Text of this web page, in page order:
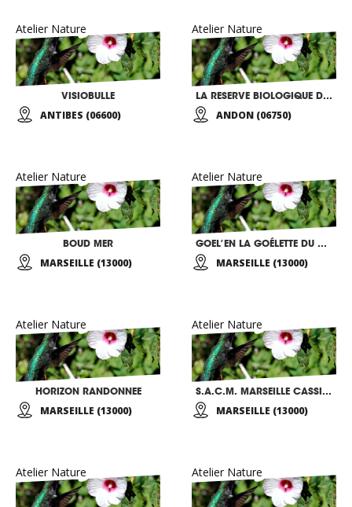
Atelier Nature
VISIOBULLE
ANTIBES (06600)
Atelier Nature
LA RESERVE BIOLOGIQUE DES MONTS D’AZUR SAFARIS
ANDON (06750)
Atelier Nature
BOUD MER
MARSEILLE (13000)
Atelier Nature
GOEL’EN LA GOÉLETTE DU PIRATE
MARSEILLE (13000)
Atelier Nature
HORIZON RANDONNEE
MARSEILLE (13000)
Atelier Nature
S.A.C.M. MARSEILLE CASSIS COTE BLEUE
MARSEILLE (13000)
Atelier Nature Atelier Nature